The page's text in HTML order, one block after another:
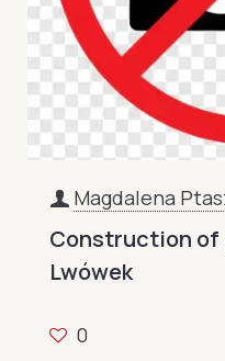
Magdalena
Construction of
Lwówek
0